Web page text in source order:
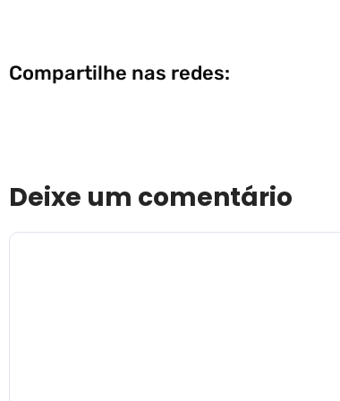
Compartilhe nas redes:
Deixe um comentário